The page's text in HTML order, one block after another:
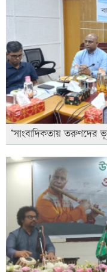
‘সাংবাদিকতায় তরুণদের